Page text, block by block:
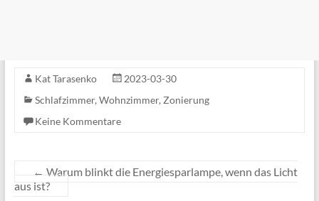
Kat Tarasenko
2023-03-30
Schlafzimmer,Wohnzimmer,Zonierung
Keine Kommentare
← Warum blinkt die Energiesparlampe, wenn das Licht
aus ist?